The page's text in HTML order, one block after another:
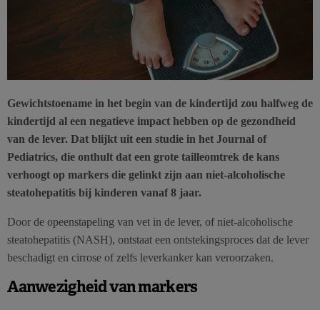
Gewichtstoename in het begin van de kindertijd zou halfweg de
kindertijd al een negatieve impact hebben op de gezondheid
van de lever. Dat blijkt uit een studie in het Journal of
Pediatrics, die onthult dat een grote tailleomtrek de kans
verhoogt op markers die gelinkt zijn aan niet-alcoholische
steatohepatitis bij kinderen vanaf 8 jaar.
Door de opeenstapeling van vet in de lever, of niet-alcoholische
steatohepatitis (NASH), ontstaat een ontstekingsproces dat de lever
beschadigt en cirrose of zelfs leverkanker kan veroorzaken.
Aanwezigheid van markers